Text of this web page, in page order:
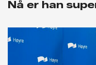
Nå er han